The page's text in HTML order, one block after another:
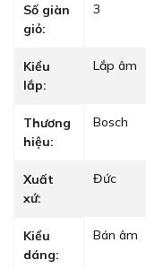
Số giàn
giỏ:
3
Kiểu
lắp:
Lắp âm
Thương
hiệu:
Bosch
Xuất
xứ:
Đức
Kiểu
dáng:
Bán âm